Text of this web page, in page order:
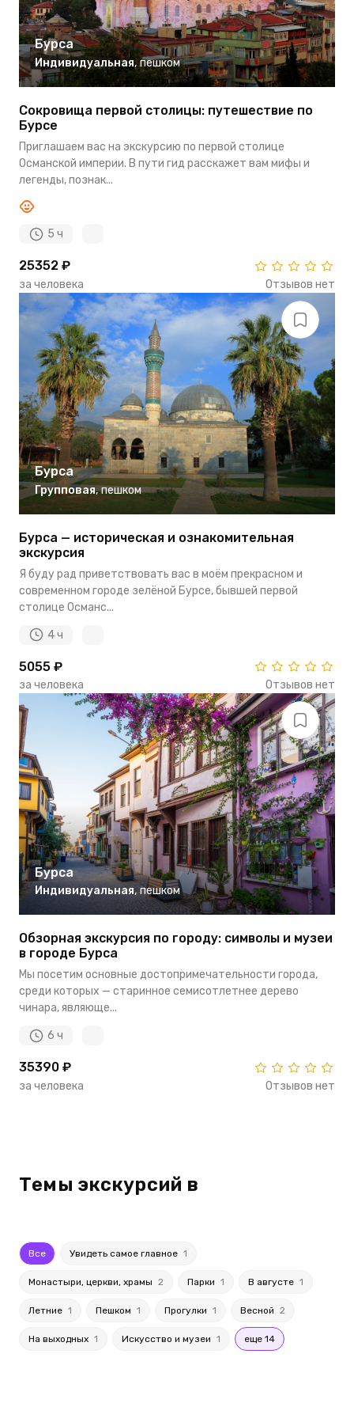
Бурса
Индивидуальная, пешком
Сокровища первой столицы: путешествие по
Бурсе
Приглашаем вас на экскурсию по первой столице
Османской империи. В пути гид расскажет вам мифы и
легенды, познак...
5 ч
25352 ₽
за человека Отзывов нет
Бурса
Групповая, пешком
Бурса — историческая и ознакомительная
экскурсия
Я буду рад приветствовать вас в моём прекрасном и
современном городе зелёной Бурсе, бывшей первой
столице Османс...
4 ч
5055 ₽
за человека Отзывов нет
Бурса
Индивидуальная, пешком
Обзорная экскурсия по городу: символы и музеи
в городе Бурса
Мы посетим основные достопримечательности города,
среди которых — старинное семисотлетнее дерево
чинара, являюще...
6 ч
35390 ₽
за человека Отзывов нет
Темы экскурсий в
Все Увидеть самое главное 1
Монастыри, церкви, храмы 2 Парки 1 В августе 1
Летние 1 Пешком 1 Прогулки 1 Весной 2
На выходных 1 Искусство и музеи 1 еще 14